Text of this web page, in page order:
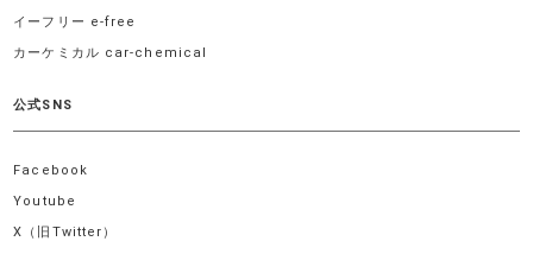
イーフリー e-free
カーケミカル car-chemical
公式SNS
Facebook
Youtube
X（旧Twitter）